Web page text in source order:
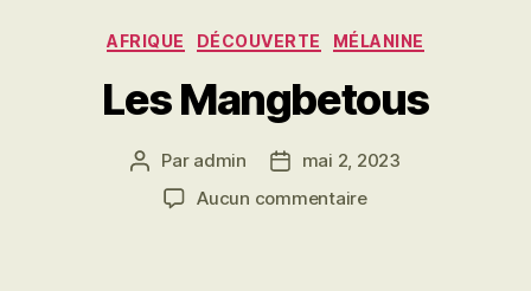
Catégories
AFRIQUE DÉCOUVERTE MÉLANINE
Les Mangbetous
Auteur
l’article
Par admin
Datemai 2, 2023
Aucun commentairesur